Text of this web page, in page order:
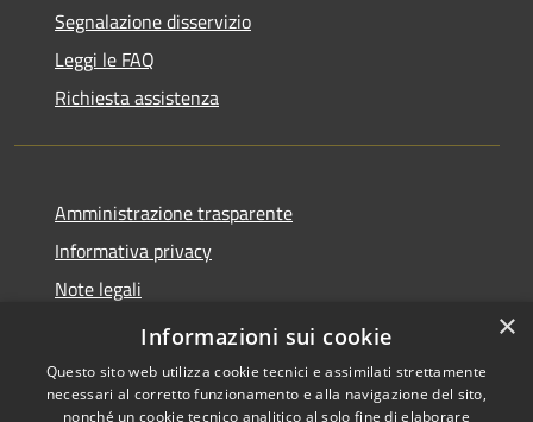
Segnalazione disservizio
Leggi le FAQ
Richiesta assistenza
Amministrazione trasparente
Informativa privacy
Note legali
Dichiarazione di accessibilità
×
Informazioni sui cookie
Questo sito web utilizza cookie tecnici e assimilati strettamente
necessari al corretto funzionamento e alla navigazione del sito,
nonché un cookie tecnico analitico al solo fine di elaborare